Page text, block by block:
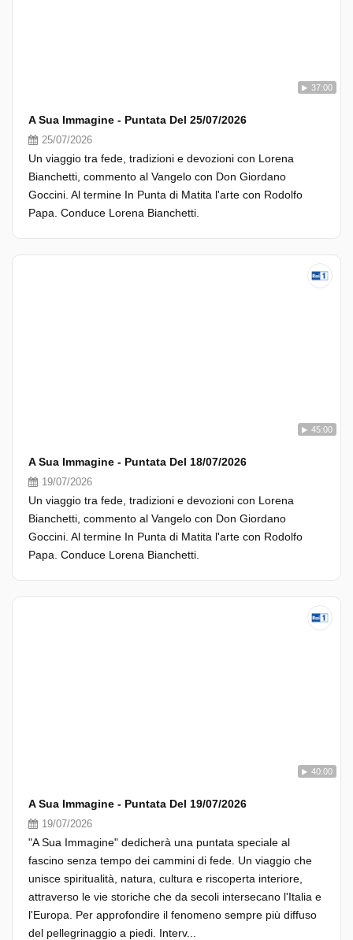
37:00
A Sua Immagine - Puntata Del 25/07/2026
25/07/2026
Un viaggio tra fede, tradizioni e devozioni con Lorena
Bianchetti, commento al Vangelo con Don Giordano
Goccini. Al termine In Punta di Matita l'arte con Rodolfo
Papa. Conduce Lorena Bianchetti.
45:00
A Sua Immagine - Puntata Del 18/07/2026
19/07/2026
Un viaggio tra fede, tradizioni e devozioni con Lorena
Bianchetti, commento al Vangelo con Don Giordano
Goccini. Al termine In Punta di Matita l'arte con Rodolfo
Papa. Conduce Lorena Bianchetti.
40:00
A Sua Immagine - Puntata Del 19/07/2026
19/07/2026
"A Sua Immagine" dedicherà una puntata speciale al
fascino senza tempo dei cammini di fede. Un viaggio che
unisce spiritualità, natura, cultura e riscoperta interiore,
attraverso le vie storiche che da secoli intersecano l'Italia e
l'Europa. Per approfondire il fenomeno sempre più diffuso
del pellegrinaggio a piedi. Interv...